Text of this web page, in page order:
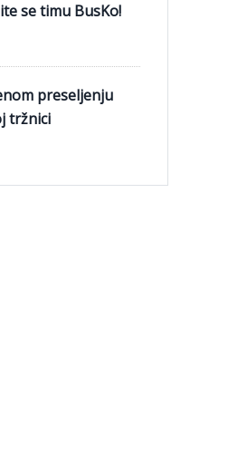
se timu BusKo!
preseljenju
tržnici